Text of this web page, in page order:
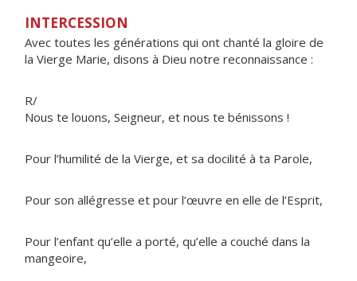
INTERCESSION
Avec toutes les générations qui ont chanté la gloire de
la Vierge Marie, disons à Dieu notre reconnaissance :
R/
Nous te louons, Seigneur, et nous te bénissons !
Pour l’humilité de la Vierge, et sa docilité à ta Parole,
Pour son allégresse et pour l’œuvre en elle de l’Esprit,
Pour l’enfant qu’elle a porté, qu’elle a couché dans la
mangeoire,